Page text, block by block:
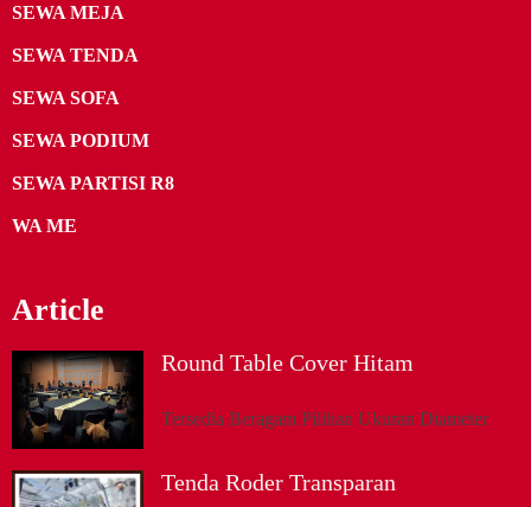
SEWA MEJA
SEWA TENDA
SEWA SOFA
SEWA PODIUM
SEWA PARTISI R8
WA ME
Article
Round Table Cover Hitam
Tersedia Beragam Pilihan Ukuran Diameter
Tenda Roder Transparan